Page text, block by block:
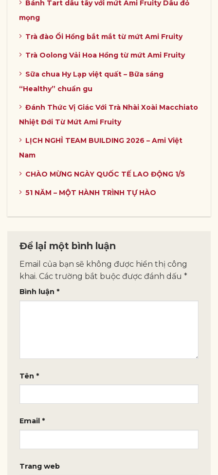
Bánh Tart dâu tây với mứt Ami Fruity Dâu đỏ
mọng
Trà đào Ổi Hồng bắt mắt từ mứt Ami Fruity
Trà Oolong Vải Hoa Hồng từ mứt Ami Fruity
Sữa chua Hy Lạp việt quất – Bữa sáng
“Healthy” chuẩn gu
Đánh Thức Vị Giác Với Trà Nhài Xoài Macchiato
Nhiệt Đới Từ Mứt Ami Fruity
LỊCH NGHỈ TEAM BUILDING 2026 – Ami Việt
Nam
CHÀO MỪNG NGÀY QUỐC TẾ LAO ĐỘNG 1/5
51 NĂM – MỘT HÀNH TRÌNH TỰ HÀO
Để lại một bình luận
Email của bạn sẽ không được hiển thị công
khai. Các trường bắt buộc được đánh dấu *
Bình luận *
Tên *
Email *
Trang web